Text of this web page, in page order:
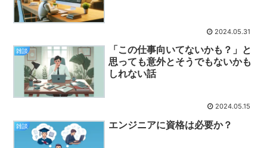
2024.05.31
雑談
「この仕事向いてないかも？」と
思っても意外とそうでもないかも
しれない話
2024.05.15
雑談 エンジニアに資格は必要か？